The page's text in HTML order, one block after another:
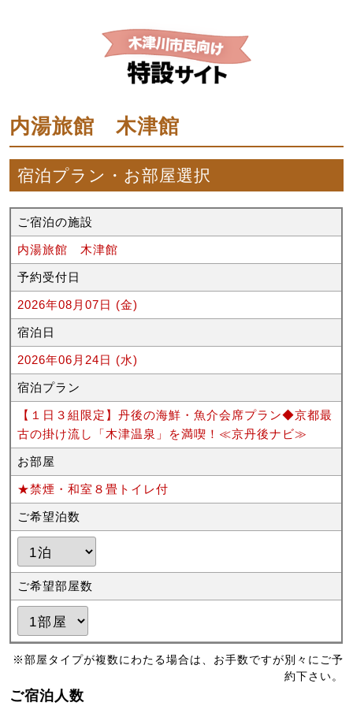
内湯旅館 木津館
宿泊プラン・お部屋選択
ご宿泊の施設
内湯旅館 木津館
予約受付日
2026年08月07日 (金)
宿泊日
2026年06月24日 (水)
宿泊プラン
【１日３組限定】丹後の海鮮・魚介会席プラン◆京都最
古の掛け流し「木津温泉」を満喫！≪京丹後ナビ≫
お部屋
★禁煙・和室８畳トイレ付
ご希望泊数
ご希望部屋数
※部屋タイプが複数にわたる場合は、お手数ですが別々にご予
約下さい。
ご宿泊人数